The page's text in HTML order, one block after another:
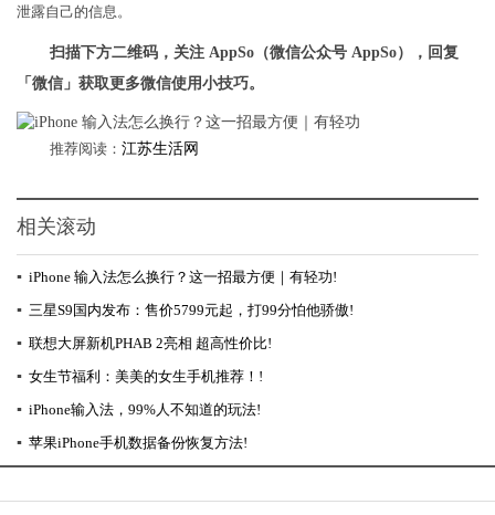
泄露自己的信息。
扫描下方二维码，关注 AppSo（微信公众号 AppSo），回复
「 微信 」获取更多微信使用小技巧。
推荐阅读： 江苏生活网
相关滚动
▪ iPhone 输入法怎么换行？这一招最方便｜有轻功!
▪ 三星S9国内发布：售价5799元起，打99分怕他骄傲!
▪ 联想大屏新机PHAB 2亮相 超高性价比!
▪ 女生节福利：美美的女生手机推荐！!
▪ iPhone输入法，99%人不知道的玩法!
▪ 苹果iPhone手机数据备份恢复方法!